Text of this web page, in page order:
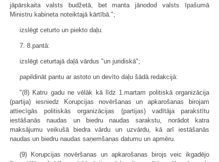
jāpārskaita valsts budžetā, bet manta jānodod valsts īpašumā
Ministru kabineta noteiktajā kārtībā.";
izslēgt ceturto un piekto daļu.
7. 8.pantā:
izslēgt ceturtajā daļā vārdus "un juridiskā";
papildināt pantu ar astoto un devīto daļu šādā redakcijā:
"(8) Katru gadu ne vēlāk kā līdz 1.martam politiskā organizācija
(partija) iesniedz Korupcijas novēršanas un apkarošanas birojam
attiecīgās politiskās organizācijas (partijas) vadītāja parakstītu
iestāšanās naudas un biedru naudas sarakstu, norādot katra
maksājumu veikušā biedra vārdu un uzvārdu, kā arī iestāšanās
naudas un biedru naudas saņemšanas datumu un apmēru.
(9) Korupcijas novēršanas un apkarošanas birojs veic ikgadējo